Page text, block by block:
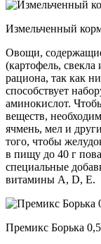
Измельченный
Овощи,
(картофель, свекла
рациона, так как
способствует
аминокислот.
веществ,
ячмень, мел и
того, чтобы
в пищу до 40 г
специальные
витамины A, D, E.
Премикс Борька